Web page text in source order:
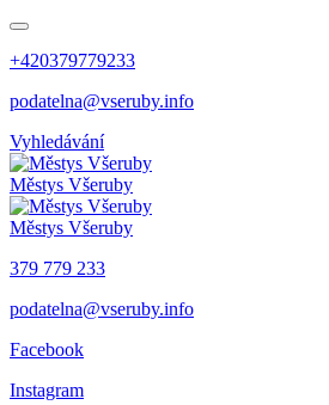
+420379779233
podatelna@vseruby.info
Vyhledávání
Městys Všeruby
Městys Všeruby
379 779 233
podatelna@vseruby.info
Facebook
Instagram